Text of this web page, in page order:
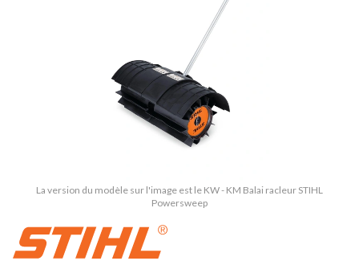
La version du modèle sur l'image est le KW - KM Balai racleur STIHL
Powersweep